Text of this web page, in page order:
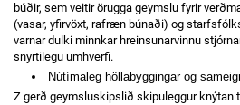
búðir, sem veitir örugga geymslu fyrir
(vasar, yfirvöxt, rafræn búnaði) og
varnar dulki minnkar hreinsunarvinnu
snyrtilegu umhverfi.
Nútímaleg höllabyggingar og
Z gerð geymsluskipslið skipuleggur knýtan